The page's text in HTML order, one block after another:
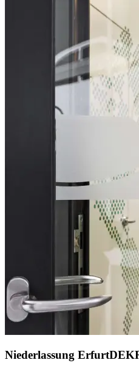
Niederlassung Erfurt